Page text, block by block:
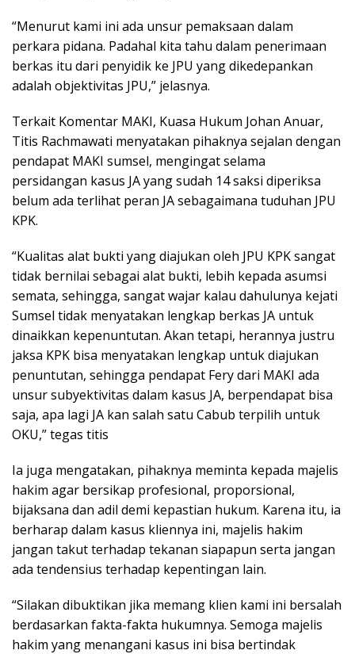
“Menurut kami ini ada unsur pemaksaan dalam
perkara pidana. Padahal kita tahu dalam penerimaan
berkas itu dari penyidik ke JPU yang dikedepankan
adalah objektivitas JPU,” jelasnya.
Terkait Komentar MAKI, Kuasa Hukum Johan Anuar,
Titis Rachmawati menyatakan pihaknya sejalan dengan
pendapat MAKI sumsel, mengingat selama
persidangan kasus JA yang sudah 14 saksi diperiksa
belum ada terlihat peran JA sebagaimana tuduhan JPU
KPK.
“Kualitas alat bukti yang diajukan oleh JPU KPK sangat
tidak bernilai sebagai alat bukti, lebih kepada asumsi
semata, sehingga, sangat wajar kalau dahulunya kejati
Sumsel tidak menyatakan lengkap berkas JA untuk
dinaikkan kepenuntutan. Akan tetapi, herannya justru
jaksa KPK bisa menyatakan lengkap untuk diajukan
penuntutan, sehingga pendapat Fery dari MAKI ada
unsur subyektivitas dalam kasus JA, berpendapat bisa
saja, apa lagi JA kan salah satu Cabub terpilih untuk
OKU,” tegas titis
Ia juga mengatakan, pihaknya meminta kepada majelis
hakim agar bersikap profesional, proporsional,
bijaksana dan adil demi kepastian hukum. Karena itu, ia
berharap dalam kasus kliennya ini, majelis hakim
jangan takut terhadap tekanan siapapun serta jangan
ada tendensius terhadap kepentingan lain.
“Silakan dibuktikan jika memang klien kami ini bersalah
berdasarkan fakta-fakta hukumnya. Semoga majelis
hakim yang menangani kasus ini bisa bertindak